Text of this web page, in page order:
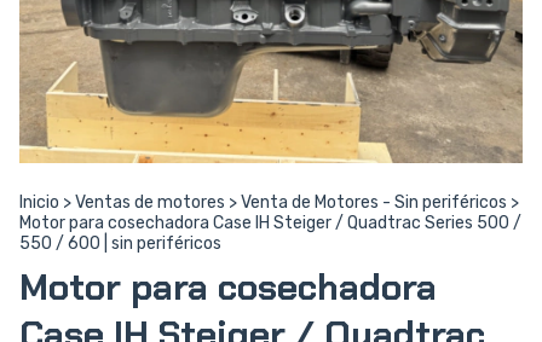
Inicio >Ventas de motores >Venta de Motores - Sin periféricos >
Motor para cosechadora Case IH Steiger / Quadtrac Series 500 /
550 / 600 | sin periféricos
Motor para cosechadora